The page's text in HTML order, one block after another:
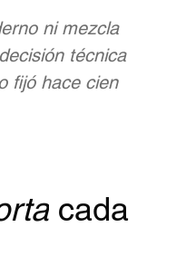
ni mezcla
técnica
fijó hace cien
cada